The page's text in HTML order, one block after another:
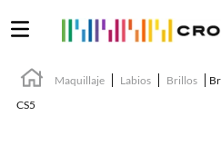
Maquillaje Labios Brillos
CS5